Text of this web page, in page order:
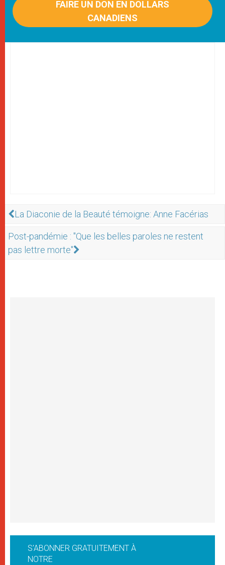
FAIRE UN DON EN DOLLARS
CANADIENS
La Diaconie de la Beauté témoigne: Anne Facérias
Post-pandémie : "Que les belles paroles ne restent
pas lettre morte"
S'ABONNER GRATUITEMENT À
NOTRE